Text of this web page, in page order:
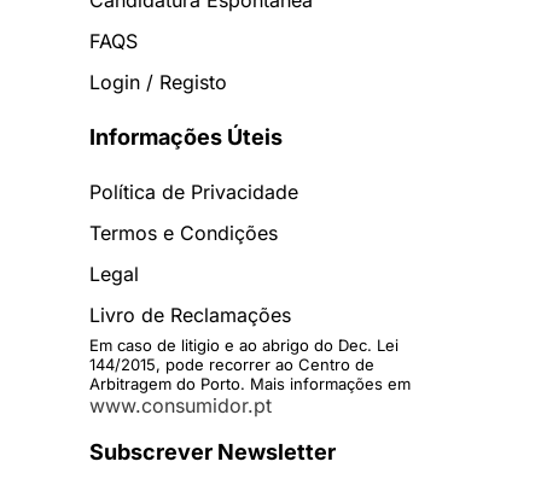
FAQS
Login / Registo
Informações Úteis
Política de Privacidade
Termos e Condições
Legal
Livro de Reclamações
Em caso de litigio e ao abrigo do Dec. Lei
144/2015, pode recorrer ao Centro de
Arbitragem do Porto. Mais informações em
www.consumidor.pt
Subscrever Newsletter